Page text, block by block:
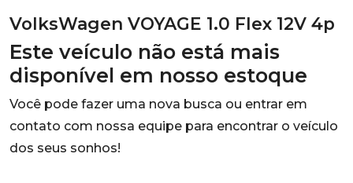
VolksWagen VOYAGE 1.0 Flex 12V 4p
Este veículo não está mais
disponível em nosso estoque
Você pode fazer uma nova busca ou entrar em
contato com nossa equipe para encontrar o veículo
dos seus sonhos!